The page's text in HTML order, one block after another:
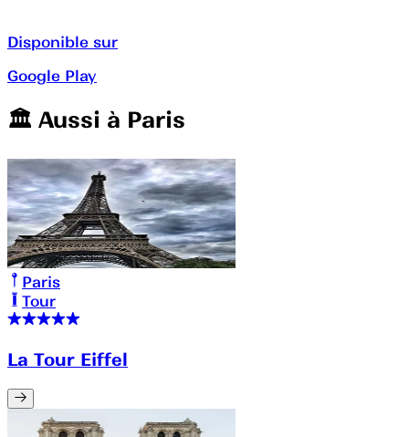
Disponible sur
Google Play
🏛️️ Aussi à Paris
Paris
Tour
La Tour Eiffel